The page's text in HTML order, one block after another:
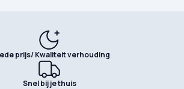
prijs/ Kwaliteit verhouding
Snel bij je thuis